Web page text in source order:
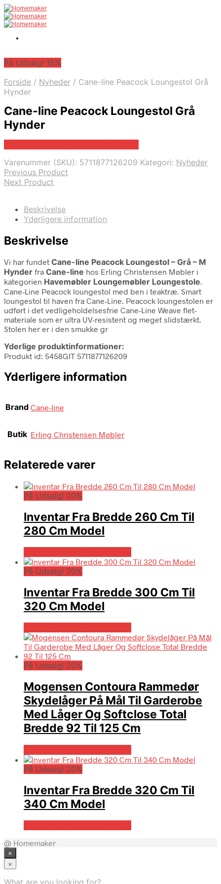
På Udsalg! 15%
Forside / Nyheder / Cane-line Peacock Loungestol Grå
Hynder
Cane-line Peacock Loungestol Grå
Hynder
Varenummer (SKU): 5711877126209 Kategori: Nyheder
Previous Product
Next Product
Beskrivelse
Yderligere information
Beskrivelse
Vi har fundet Cane-line Peacock Loungestol – Grå – M
Hynder fra Cane-line hos Erling Christensen Møbler i
kategorien Havemøbler Loungemøbler Loungestole.
Cane-Line Peacock loungestol med ben i teaktræ. Smart
loungestol til haven fra Cane-Line. Peacock loungestolen er
udført i det vedligeholdelsesfrie Cane-Line Weave flet-
materiale som er ultra UV-resistent og meget slidstærkt.
Stolen her er i den smukke gr
Yderlige produktinformationer:
Produkt id: 5458GIT 5711877126209
Yderligere information
Brand Cane-line
Butik Erling Christensen Møbler
Relaterede varer
På Udsalg! 20%
Inventar Fra Bredde 260 Cm Til
280 Cm Model
På Udsalg! 20%
Inventar Fra Bredde 300 Cm Til
320 Cm Model
På Udsalg! 20%
Mogensen Contoura Rammedør
Skydelåger På Mål Til Garderobe
Med Låger Og Softclose Total
Bredde 92 Til 125 Cm
På Udsalg! 20%
Inventar Fra Bredde 320 Cm Til
340 Cm Model
@ Homemaker
×
×
What are you looking for?